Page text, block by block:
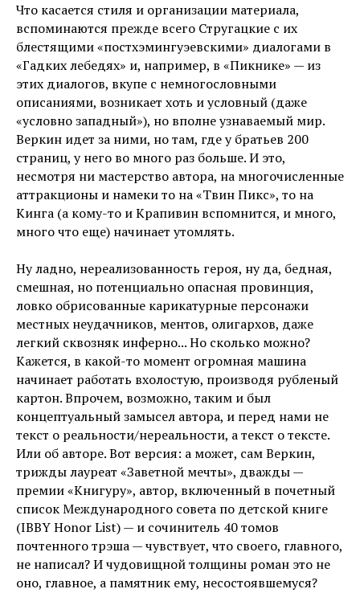
Что касается стиля и организации материала,
вспоминаются прежде всего Стругацкие с их
блестящими «постхэмингуэевскими» диалогами в
«Гадких лебедях» и, например, в «Пикнике» — из
этих диалогов, вкупе с немногословными
описаниями, возникает хоть и условный (даже
«условно западный»), но вполне узнаваемый мир.
Веркин идет за ними, но там, где у братьев 200
страниц, у него во много раз больше. И это,
несмотря ни мастерство автора, на многочисленные
аттракционы и намеки то на «Твин Пикс», то на
Кинга (а кому-то и Крапивин вспомнится, и много,
много что еще) начинает утомлять.
Ну ладно, нереализованность героя, ну да, бедная,
смешная, но потенциально опасная провинция,
ловко обрисованные карикатурные персонажи
местных неудачников, ментов, олигархов, даже
легкий сквозняк инферно... Но сколько можно?
Кажется, в какой-то момент огромная машина
начинает работать вхолостую, производя рубленый
картон. Впрочем, возможно, таким и был
концептуальный замысел автора, и перед нами не
текст о реальности/нереальности, а текст о тексте.
Или об авторе. Вот версия: а может, сам Веркин,
трижды лауреат «Заветной мечты», дважды —
премии «Книгуру», автор, включенный в почетный
список Международного совета по детской книге
(IBBY Honor List) — и сочинитель 40 томов
почтенного трэша — чувствует, что своего, главного,
не написал? И чудовищной толщины роман это не
оно, главное, а памятник ему, несостоявшемуся?